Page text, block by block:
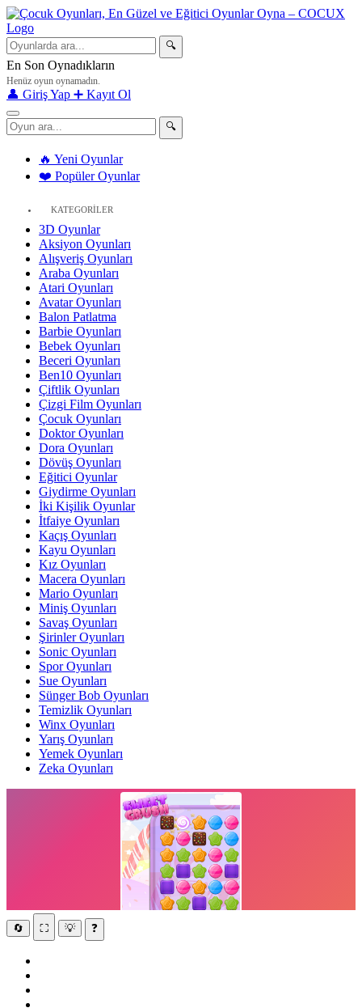
🔍
En Son Oynadıkların
Henüz oyun oynamadın.
👤 Giriş Yap ➕ Kayıt Ol
🔍
🔥 Yeni Oyunlar
❤️ Popüler Oyunlar
KATEGORİLER
3D Oyunlar
Aksiyon Oyunları
Alışveriş Oyunları
Araba Oyunları
Atari Oyunları
Avatar Oyunları
Balon Patlatma
Barbie Oyunları
Bebek Oyunları
Beceri Oyunları
Ben10 Oyunları
Çiftlik Oyunları
Çizgi Film Oyunları
Çocuk Oyunları
Doktor Oyunları
Dora Oyunları
Dövüş Oyunları
Eğitici Oyunlar
Giydirme Oyunları
İki Kişilik Oyunlar
İtfaiye Oyunları
Kaçış Oyunları
Kayu Oyunları
Kız Oyunları
Macera Oyunları
Mario Oyunları
Miniş Oyunları
Savaş Oyunları
Şirinler Oyunları
Sonic Oyunları
Spor Oyunları
Sue Oyunları
Sünger Bob Oyunları
Temizlik Oyunları
Winx Oyunları
Yarış Oyunları
Yemek Oyunları
Zeka Oyunları
🔄 ⛶ 💡 ❓